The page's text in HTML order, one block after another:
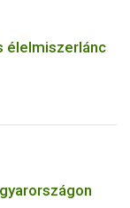
élelmiszerlánc